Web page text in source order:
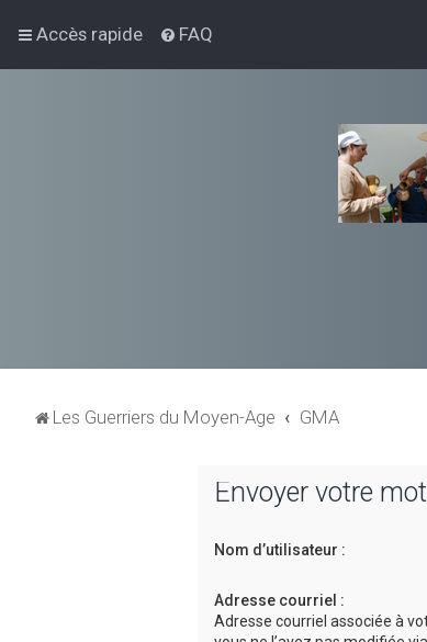
Accès rapide FAQ
Les Guerriers du Moyen-Age GMA
Envoyer votre
Nom d’utilisateur :
Adresse courriel :
Adresse courriel associée à